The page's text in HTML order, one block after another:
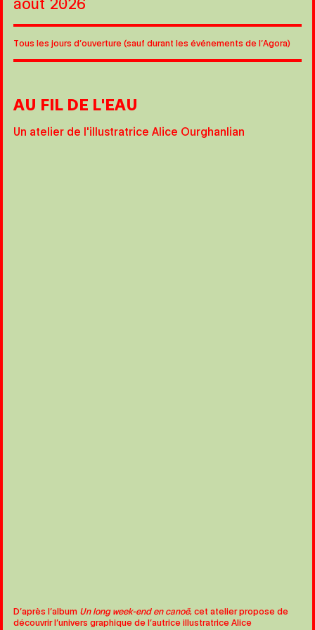
Tous les jours d’ouverture (sauf durant les événements de l’Agora)
AU FIL DE L'EAU
Un atelier de l'illustratrice Alice Ourghanlian
D’après l’album Un long week-end en canoë, cet atelier propose de
découvrir l’univers graphique de l’autrice illustratrice Alice